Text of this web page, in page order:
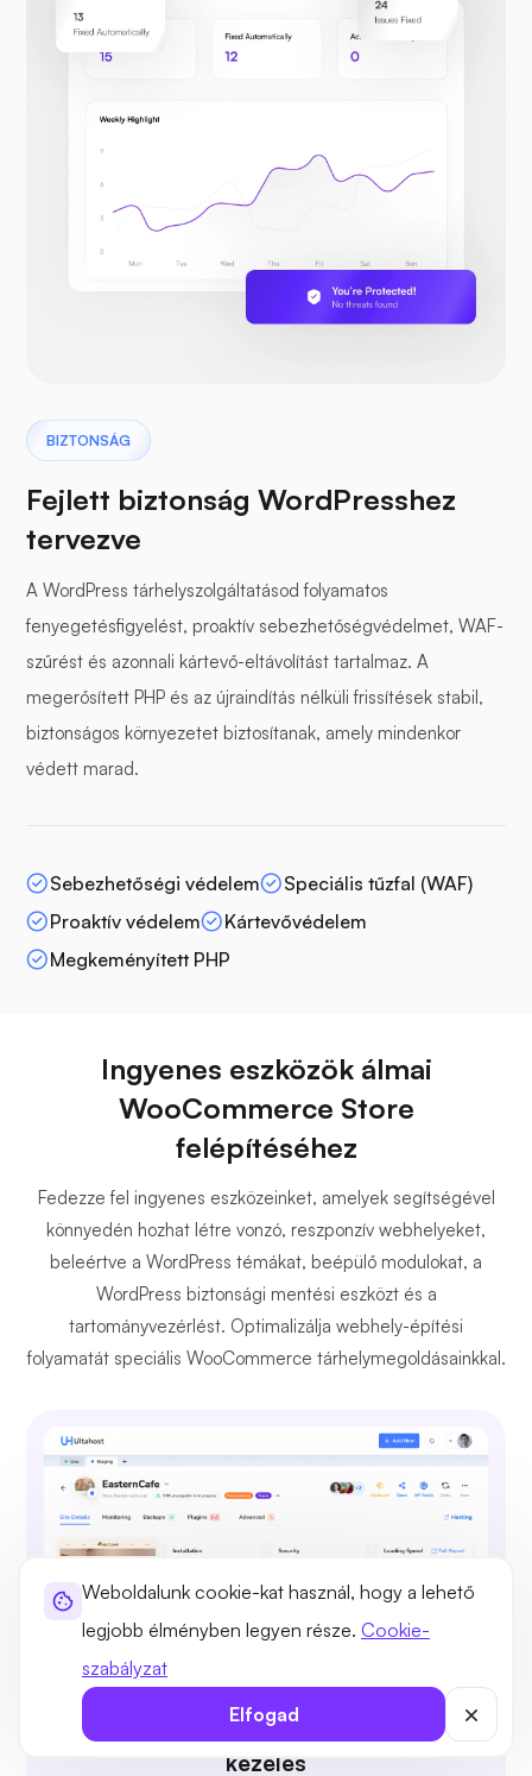
Weboldalunk cookie-kat használ, hogy a lehető
legjobb élményben legyen része. Cookie-
szabályzat
Elfogad
BIZTONSÁG
Fejlett biztonság WordPresshez
tervezve
A WordPress tárhelyszolgáltatásod folyamatos
fenyegetésfigyelést, proaktív sebezhetőségvédelmet, WAF-
szűrést és azonnali kártevő-eltávolítást tartalmaz. A
megerősített PHP és az újraindítás nélküli frissítések stabil,
biztonságos környezetet biztosítanak, amely mindenkor
védett marad.
Sebezhetőségi védelem
Speciális tűzfal (WAF)
Proaktív védelem
Kártevővédelem
Megkeményített PHP
Ingyenes eszközök álmai
WooCommerce Store
felépítéséhez
Fedezze fel ingyenes eszközeinket, amelyek segítségével
könnyedén hozhat létre vonzó, reszponzív webhelyeket,
beleértve a WordPress témákat, beépülő modulokat, a
WordPress biztonsági mentési eszközt és a
tartományvezérlést. Optimalizálja webhely-építési
folyamatát speciális WooCommerce tárhelymegoldásainkkal.
Könnyű WordPress vezérlés és
kezelés